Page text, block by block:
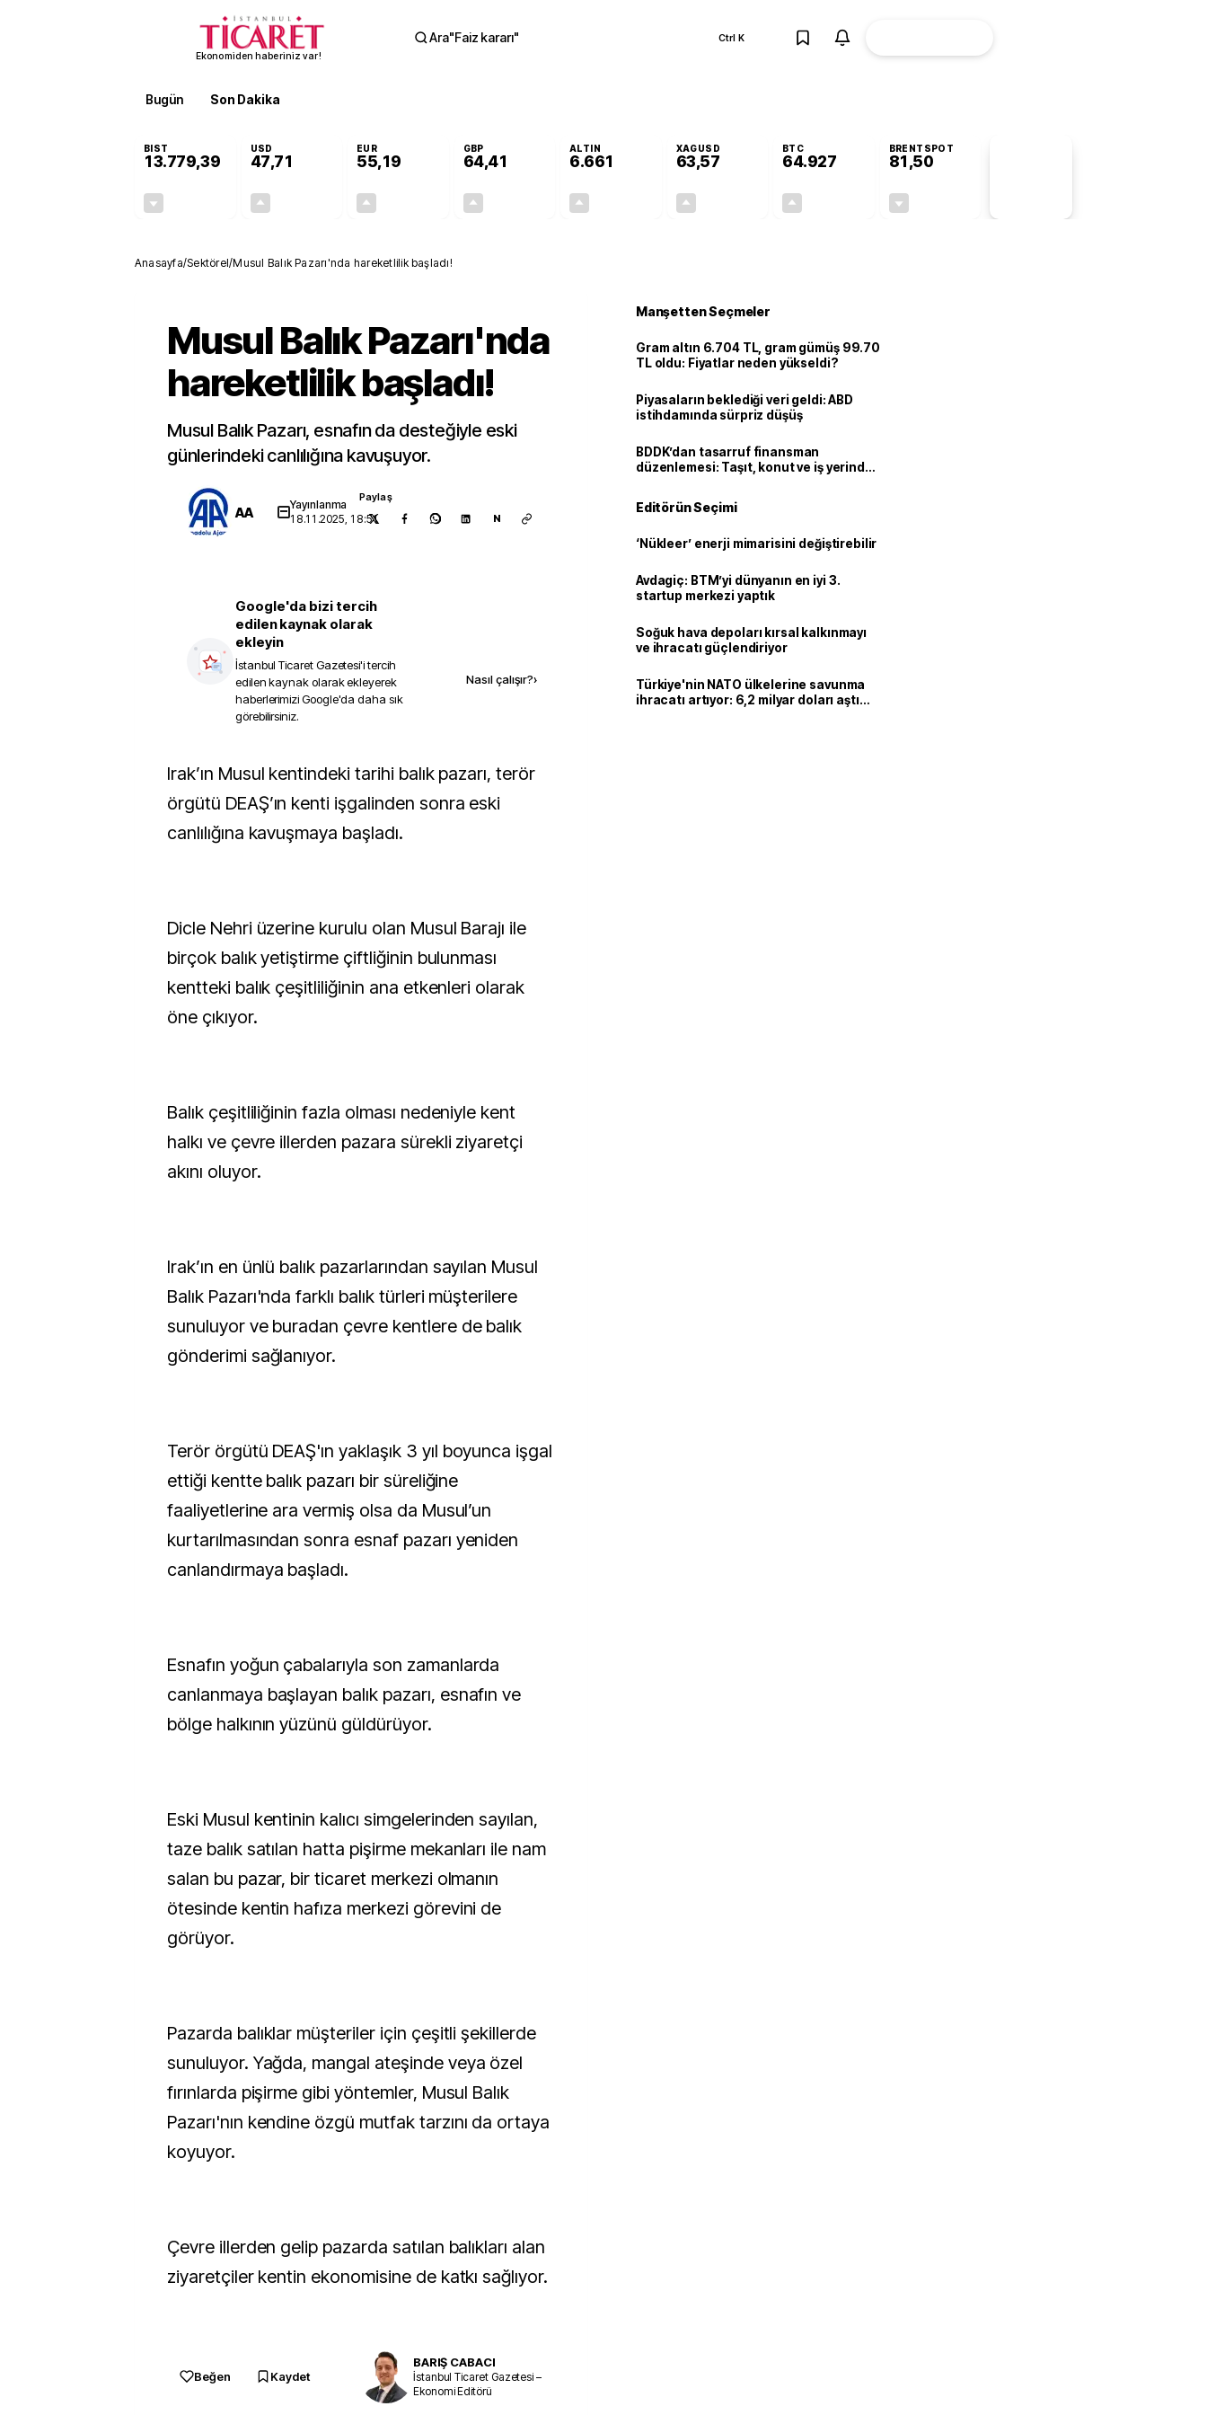
Ekonomiden haberiniz var!
Ara"Faiz kararı" Ctrl K
Bugün Son Dakika
BIST
13.779,39
USD
47,71
EUR
55,19
GBP
64,41
ALTIN
6.661
XAGUSD
63,57
BTC
64.927
BRENTSPOT
81,50
Anasayfa/Sektörel/Musul Balık Pazarı'nda hareketlilik başladı!
Musul Balık Pazarı'nda
hareketlilik başladı!
Musul Balık Pazarı, esnafın da desteğiyle eski
günlerindeki canlılığına kavuşuyor.
AA
Yayınlanma
18.11.2025, 18:51
Paylaş
N
Google'da bizi tercih
edilen kaynak olarak
ekleyin
İstanbul Ticaret Gazetesi'i tercih
edilen kaynak olarak ekleyerek
haberlerimizi Google'da daha sık
görebilirsiniz.
Nasıl çalışır?›
Irak’ın Musul kentindeki tarihi balık pazarı, terör
örgütü DEAŞ’ın kenti işgalinden sonra eski
canlılığına kavuşmaya başladı.
Dicle Nehri üzerine kurulu olan Musul Barajı ile
birçok balık yetiştirme çiftliğinin bulunması
kentteki balık çeşitliliğinin ana etkenleri olarak
öne çıkıyor.
Balık çeşitliliğinin fazla olması nedeniyle kent
halkı ve çevre illerden pazara sürekli ziyaretçi
akını oluyor.
Irak’ın en ünlü balık pazarlarından sayılan Musul
Balık Pazarı'nda farklı balık türleri müşterilere
sunuluyor ve buradan çevre kentlere de balık
gönderimi sağlanıyor.
Terör örgütü DEAŞ'ın yaklaşık 3 yıl boyunca işgal
ettiği kentte balık pazarı bir süreliğine
faaliyetlerine ara vermiş olsa da Musul’un
kurtarılmasından sonra esnaf pazarı yeniden
canlandırmaya başladı.
Esnafın yoğun çabalarıyla son zamanlarda
canlanmaya başlayan balık pazarı, esnafın ve
bölge halkının yüzünü güldürüyor.
Eski Musul kentinin kalıcı simgelerinden sayılan,
taze balık satılan hatta pişirme mekanları ile nam
salan bu pazar, bir ticaret merkezi olmanın
ötesinde kentin hafıza merkezi görevini de
görüyor.
Pazarda balıklar müşteriler için çeşitli şekillerde
sunuluyor. Yağda, mangal ateşinde veya özel
fırınlarda pişirme gibi yöntemler, Musul Balık
Pazarı'nın kendine özgü mutfak tarzını da ortaya
koyuyor.
Çevre illerden gelip pazarda satılan balıkları alan
ziyaretçiler kentin ekonomisine de katkı sağlıyor.
Beğen Kaydet
BARIŞ CABACI
İstanbul Ticaret Gazetesi –
Ekonomi Editörü
Manşetten Seçmeler
Gram altın 6.704 TL, gram gümüş 99.70
TL oldu: Fiyatlar neden yükseldi?
Piyasaların beklediği veri geldi: ABD
istihdamında sürpriz düşüş
BDDK’dan tasarruf finansman
düzenlemesi: Taşıt, konut ve iş yerinde
Editörün Seçimi
‘Nükleer’ enerji mimarisini değiştirebilir
Avdagiç: BTM’yi dünyanın en iyi 3.
startup merkezi yaptık
Soğuk hava depoları kırsal kalkınmayı
ve ihracatı güçlendiriyor
Türkiye'nin NATO ülkelerine savunma
ihracatı artıyor: 6,2 milyar doları aştı